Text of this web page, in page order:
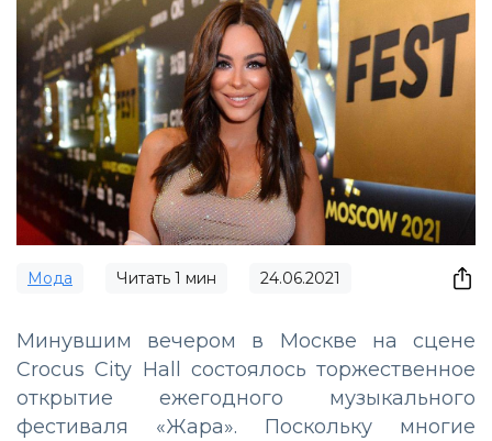
Мода Читать 1 мин 24.06.2021
Минувшим вечером в Москве на сцене
Crocus City Hall состоялось торжественное
открытие ежегодного музыкального
фестиваля «Жара». Поскольку многие